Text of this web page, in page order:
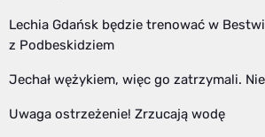
Lechia Gdańsk będzie trenować w
z Podbeskidziem
Jechał wężykiem, więc go zatrzymali.
Uwaga ostrzeżenie! Zrzucają wodę